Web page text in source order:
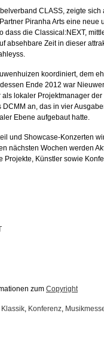
CLASS, zeigte
Piranha Arts eine neue
dass die Classical:NEXT,
absehbare Zeit in dieser
koordiniert, dem
Ende 2012 war
lokaler Projektmanager
an, das in vier
Ebene aufgebaut hatte.
und Showcase-Konzerten
nächsten Wochen werden
Künstler sowie
zum Copyright
Klassik, Konferenz,